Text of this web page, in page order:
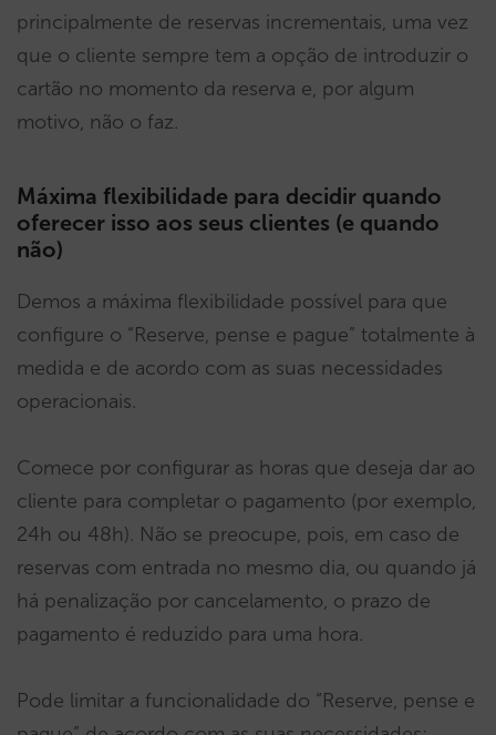
principalmente de reservas incrementais, uma vez
que o cliente sempre tem a opção de introduzir o
cartão no momento da reserva e, por algum
motivo, não o faz.
Máxima flexibilidade para decidir quando
oferecer isso aos seus clientes (e quando
não)
Demos a máxima flexibilidade possível para que
configure o “Reserve, pense e pague” totalmente à
medida e de acordo com as suas necessidades
operacionais.
Comece por configurar as horas que deseja dar ao
cliente para completar o pagamento (por exemplo,
24h ou 48h). Não se preocupe, pois, em caso de
reservas com entrada no mesmo dia, ou quando já
há penalização por cancelamento, o prazo de
pagamento é reduzido para uma hora.
Pode limitar a funcionalidade do “Reserve, pense e